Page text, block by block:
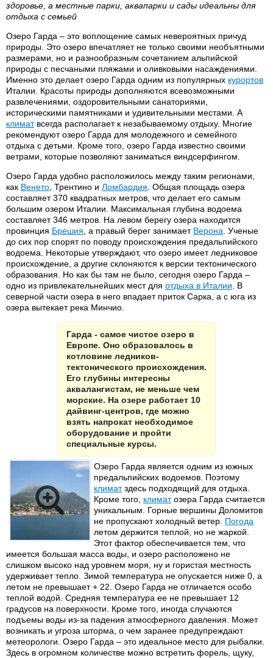
здоровье, а местные парки, аквапарки и сады идеальны для
отдыха с семьей
Озеро Гарда – это воплощение самых невероятных причуд
природы. Это озеро впечатляет не только своими необъятными
размерами, но и разнообразным сочетанием альпийской
природы с песчаными пляжами и оливковыми насаждениями.
Именно это делает озеро Гарда одним из популярных курортов
Италии. Красоты природы дополняются всевозможными
развлечениями, оздоровительными санаториями,
историческими памятниками и удивительными местами. А
климатвсегда располагает к незабываемому отдыху. Многие
рекомендуют озеро Гарда для молодежного и семейного
отдыха с детьми. Кроме того, озеро Гарда известно своими
ветрами, которые позволяют заниматься виндсерфингом.
Озеро Гарда удобно расположилось между таким регионами,
как Венето , Трентино и Ломбардия . Общая площадь озера
составляет 370 квадратных метров, что делает его самым
большим озером Италии. Максимальная глубина водоема
составляет 346 метров. На левом берегу озера находится
провинция Брешия , а правый берег занимает Верона . Ученые
до сих пор спорят по поводу происхождения предальпийского
водоема. Некоторые утверждают, что озеро имеет ледниковое
происхождение, а другие склоняются к версии тектонического
образования. Но как бы там не было, сегодня озеро Гарда –
одно из привлекательнейших мест для отдыха в Италии . В
северной части озера в него впадает приток Сарка, а с юга из
озера вытекает река Минчио.
Гарда - самое чистое озеро в
Европе. Оно образовалось в
котловине ледников-
тектонического происхождения.
Его глубины интересны
аквалангистам, не меньше чем
морские. На озере работает 10
дайвинг-центров, где можно
взять напрокат необходимое
оборудование и пройти
специальные курсы.
Озеро Гарда является одним из южных
предальпийских водоемов. Поэтому
климатздесь подходящий для отдыха.
Кроме того, климатозера Гарда считается
уникальным. Горные вершины Доломитов
не пропускают холодный ветер. Погода
летом держится теплой, но не жаркой.
Этот фактор обеспечивается тем, что
имеется большая масса воды, и озеро расположено не
слишком высоко над уровнем моря, ну и гористая местность
удерживает тепло. Зимой температура не опускается ниже 0, а
летом не превышает + 22. Озеро Гарда не отличается особо
теплой водой. Средняя температура ее не превышает 12
градусов на поверхности. Кроме того, иногда случаются
подъемы воды из-за падения атмосферного давления. Может
возникать и угроза шторма, о чем заранее предупреждают
метеорологи. Озеро Гарда – это идеальное место для рыбалки.
Здесь в огромном количестве можно встретить форель, щуку,